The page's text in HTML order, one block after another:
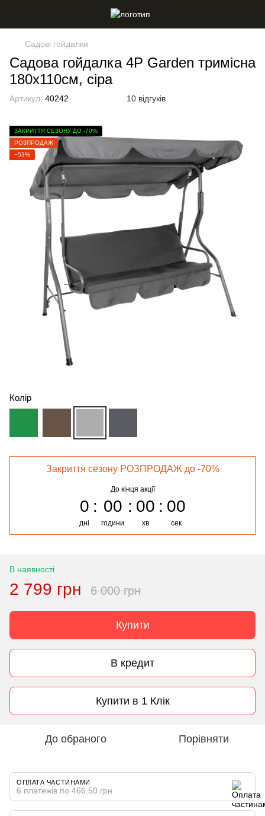
Садові гойдалки
Садова гойдалка 4Р Garden тримісна
180х110см, сіра
Артикул: 40242 10 відгуків
ЗАКРИТТЯ СЕЗОНУ ДО -70%
РОЗПРОДАЖ
−53%
Колір
Закриття сезону РОЗПРОДАЖ до -70%
До кінця акції
0
дні
00
години
00
хв
00
сек
В наявності
2 799 грн 6 000 грн
Купити
В кредит
Купити в 1 Клік
До обраного Порівняти
ОПЛАТА ЧАСТИНАМИ
6 платежів по 466.50 грн